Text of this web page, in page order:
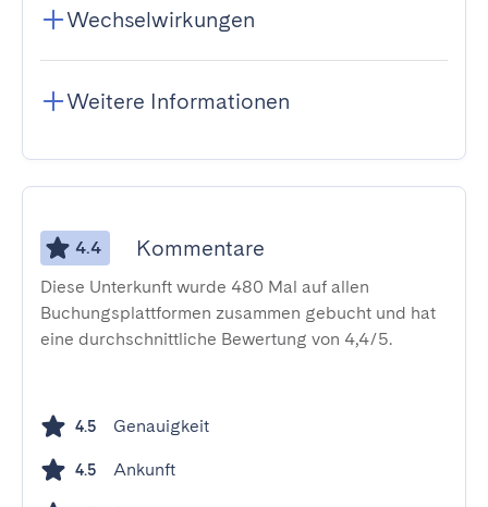
Wechselwirkungen
Weitere Informationen
4.4 Kommentare
Diese Unterkunft wurde 480 Mal auf allen
Buchungsplattformen zusammen gebucht und hat
eine durchschnittliche Bewertung von 4,4/5.
4.5 Genauigkeit
4.5 Ankunft